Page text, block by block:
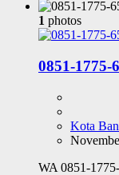
1 photos
0851-
Kota
WA 0851-